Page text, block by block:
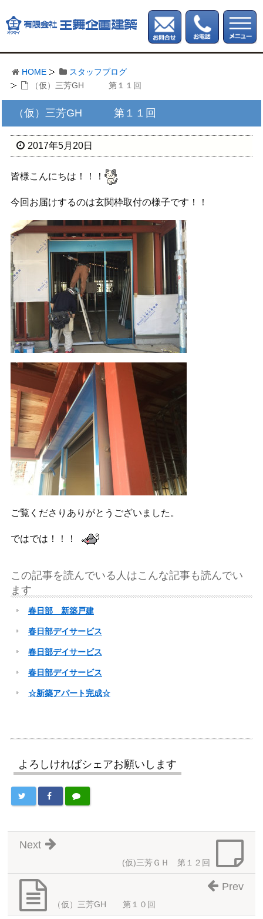
HOME
スタッフブログ
（仮）三芳GH 第１１回
（仮）三芳GH 第１１回
2017年5月20日
皆様こんにちは！！！
今回お届けするのは玄関枠取付の様子です！！
ご覧くださりありがとうございました。
ではでは！！！
この記事を読んでいる人はこんな記事も読んでい
ます
春日部 新築戸建
春日部デイサービス
春日部デイサービス
春日部デイサービス
☆新築アパート完成☆
よろしければシェアお願いします
(仮)三芳ＧＨ 第１２回
Next
（仮）三芳GH 第１０回
Prev